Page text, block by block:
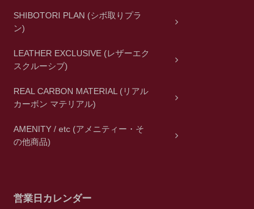
SHIBOTORI PLAN (シボ取りプラ
ン)
LEATHER EXCLUSIVE (レザーエク
スクルーシブ)
REAL CARBON MATERIAL (リアル
カーボン マテリアル)
AMENITY / etc (アメニティー・そ
の他商品)
営業日カレンダー